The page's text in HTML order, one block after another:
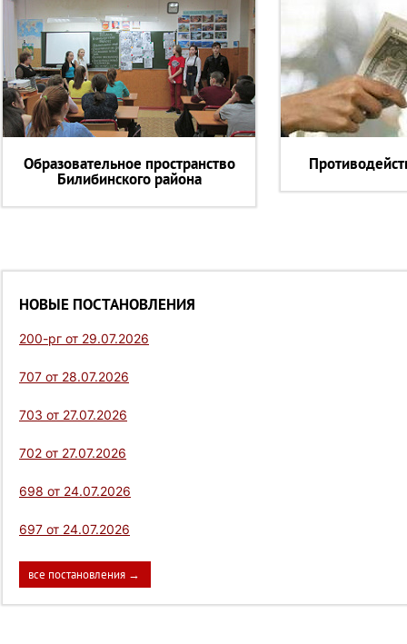
Образовательное пространство
Билибинского района
НОВЫЕ ПОСТАНОВЛЕНИЯ
200-рг от 29.07.2026
707 от 28.07.2026
703 от 27.07.2026
702 от 27.07.2026
698 от 24.07.2026
697 от 24.07.2026
все постановления →